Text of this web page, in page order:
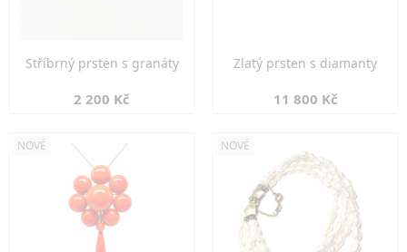
Stříbrný prsten s granáty
2 200 Kč
Zlatý prsten s diamanty
11 800 Kč
NOVÉ NOVÉ